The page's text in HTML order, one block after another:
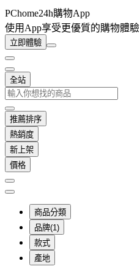
PChome24h購物App
使用App享受更優質的購物體驗
立即體驗
全站
推薦排序
熱銷度
新上架
價格
商品分類
品牌(1)
款式
產地